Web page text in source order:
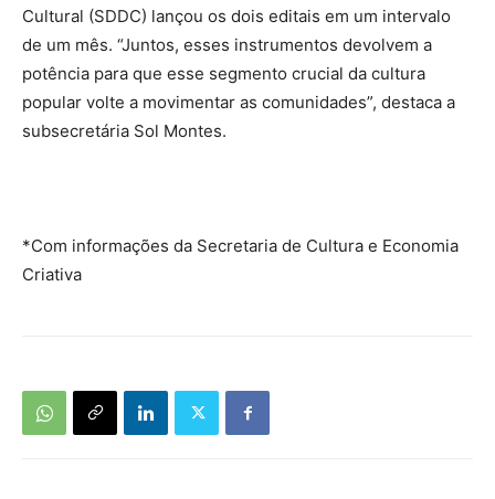
Cultural (SDDC) lançou os dois editais em um intervalo
de um mês. “Juntos, esses instrumentos devolvem a
potência para que esse segmento crucial da cultura
popular volte a movimentar as comunidades”, destaca a
subsecretária Sol Montes.
*Com informações da Secretaria de Cultura e Economia
Criativa